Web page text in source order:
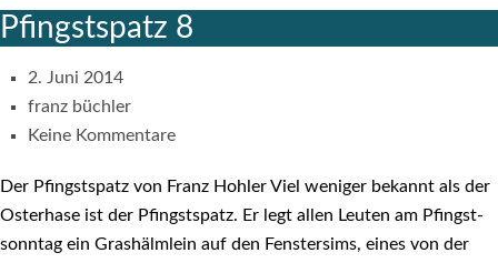
Pfingst­spatz 8
2. Juni 2014
franz büchler
Keine Kommentare
Der Pfingst­spatz von Franz Hoh­ler Viel weni­ger bekannt als der
Oster­ha­se ist der Pfingst­spatz. Er legt allen Leu­ten am Pfingst­
sonn­tag ein Gras­hälm­lein auf den Fens­ter­sims, eines von der